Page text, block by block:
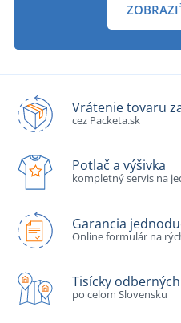
Vrátenie tovaru
cez Packeta.sk
Potlač a výšivka
kompletný servis na
Garancia
Online formulár na
Tisícky
po celom Slovensku